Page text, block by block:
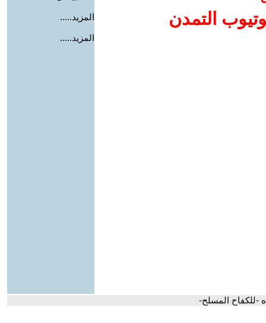
التمدن
المزيد.....
المزيد.....
-للكفاح المسلح-